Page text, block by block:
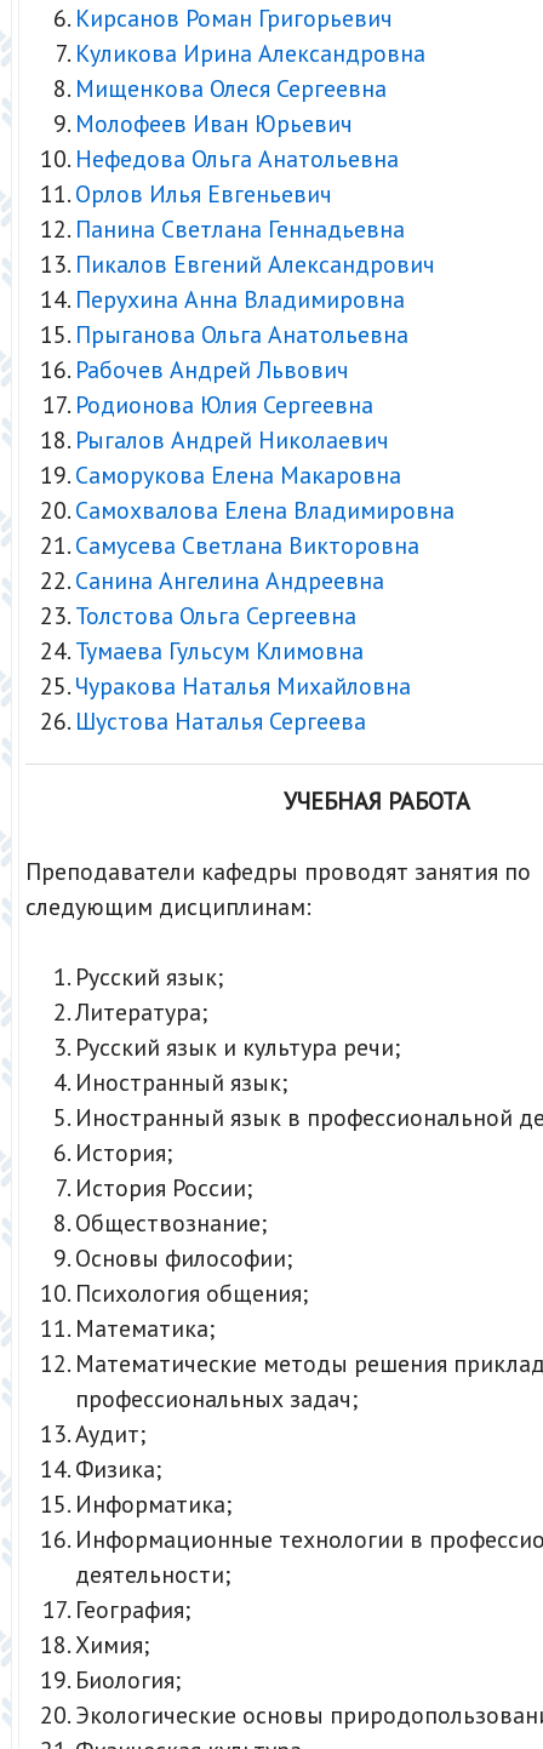
Кирсанов Роман Григорьевич
Куликова Ирина Александровна
Мищенкова Олеся Сергеевна
Молофеев Иван Юрьевич
Нефедова Ольга Анатольевна
Орлов Илья Евгеньевич
Панина Светлана Геннадьевна
Пикалов Евгений Александрович
Перухина Анна Владимировна
Прыганова Ольга Анатольевна
Рабочев Андрей Львович
Родионова Юлия Сергеевна
Рыгалов Андрей Николаевич
Саморукова Елена Макаровна
Самохвалова Елена Владимировна
Самусева Светлана Викторовна
Санина Ангелина Андреевна
Толстова Ольга Сергеевна
Тумаева Гульсум Климовна
Чуракова Наталья Михайловна
Шустова Наталья Сергеева
УЧЕБНАЯ РАБОТА
Преподаватели кафедры проводят занятия по
следующим дисциплинам:
Русский язык;
Литература;
Русский язык и культура речи;
Иностранный язык;
Иностранный язык в профессиональной
История;
История России;
Обществознание;
Основы философии;
Психология общения;
Математика;
Математические методы решения
профессиональных задач;
Аудит;
Физика;
Информатика;
Информационные технологии в
деятельности;
География;
Химия;
Биология;
Экологические основы